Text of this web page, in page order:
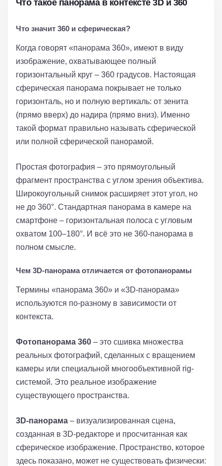
Что такое панорама в контексте 3D и 360
Что значит 360 и сферическая?
Когда говорят «панорама 360», имеют в виду
изображение, охватывающее полный
горизонтальный круг – 360 градусов. Настоящая
сферическая панорама покрывает не только
горизонталь, но и полную вертикаль: от зенита
(прямо вверх) до надира (прямо вниз). Именно
такой формат правильно называть сферической
или полной сферической панорамой.
Простая фотография – это прямоугольный
фрагмент пространства с углом зрения объектива.
Широкоугольный снимок расширяет этот угол, но
не до 360°. Стандартная панорама в камере на
смартфоне – горизонтальная полоса с угловым
охватом 100–180°. И всё это не 360-панорама в
полном смысле.
Чем 3D-панорама отличается от фотопанорамы
Термины «панорама 360» и «3D-панорама»
используются по-разному в зависимости от
контекста.
Фотопанорама 360 – это сшивка множества
реальных фотографий, сделанных с вращением
камеры или специальной многообъективной rig-
системой. Это реальное изображение
существующего пространства.
3D-панорама – визуализированная сцена,
созданная в 3D-редакторе и просчитанная как
сферическое изображение. Пространство, которое
здесь показано, может не существовать физически: